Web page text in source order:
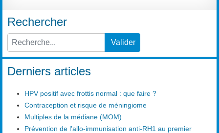
Rechercher
Type 2 or more characters for results.
Valider
Derniers articles
HPV positif avec frottis normal : que faire ?
Contraception et risque de méningiome
Multiples de la médiane (MOM)
Prévention de l’allo-immunisation anti-RH1 au premier